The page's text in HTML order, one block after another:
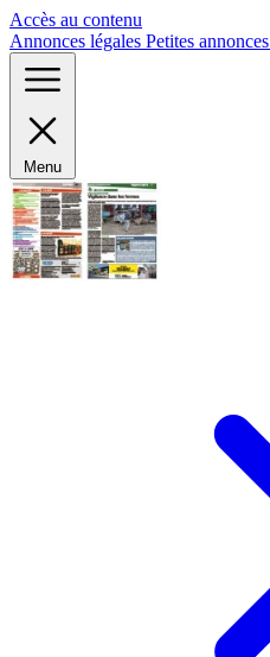
Accès au contenu
Annonces légales Petites annonces
Menu
Panneau de gestion des cookies